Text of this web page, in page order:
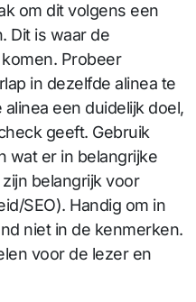
om dit volgens een
Dit is waar de
Probeer
in dezelfde alinea te
een duidelijk doel,
geeft. Gebruik
wat er in belangrijke
belangrijk voor
SEO). Handig om in
niet in de kenmerken.
voor de lezer en